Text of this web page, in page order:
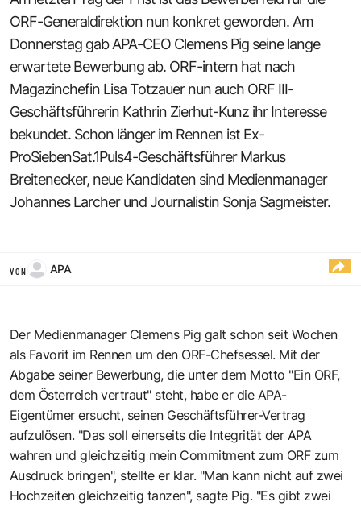
ORF-Generaldirektion nun konkret geworden. Am
Donnerstag gab APA-CEO Clemens Pig seine lange
erwartete Bewerbung ab. ORF-intern hat nach
Magazinchefin Lisa Totzauer nun auch ORF III-
Geschäftsführerin Kathrin Zierhut-Kunz ihr Interesse
bekundet. Schon länger im Rennen ist Ex-
ProSiebenSat.1Puls4-Geschäftsführer Markus
Breitenecker, neue Kandidaten sind Medienmanager
Johannes Larcher und Journalistin Sonja Sagmeister.
VON APA
Der Medienmanager Clemens Pig galt schon seit Wochen
als Favorit im Rennen um den ORF-Chefsessel. Mit der
Abgabe seiner Bewerbung, die unter dem Motto "Ein ORF,
dem Österreich vertraut" steht, habe er die APA-
Eigentümer ersucht, seinen Geschäftsführer-Vertrag
aufzulösen. "Das soll einerseits die Integrität der APA
wahren und gleichzeitig mein Commitment zum ORF zum
Ausdruck bringen", stellte er klar. "Man kann nicht auf zwei
Hochzeiten gleichzeitig tanzen", sagte Pig. "Es gibt zwei